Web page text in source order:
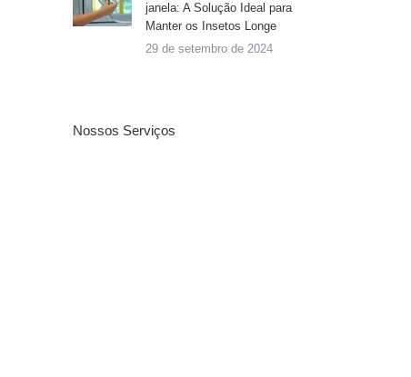
janela: A Solução Ideal para
Manter os Insetos Longe
29 de setembro de 2024
Nossos Serviços